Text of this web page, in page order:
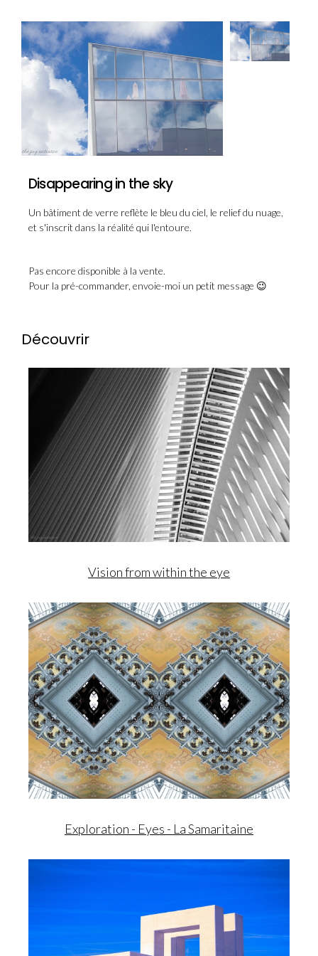
Disappearing in the sky
Un bâtiment de verre reflète le bleu du ciel, le relief du nuage,
et s'inscrit dans la réalité qui l'entoure.
Pas encore disponible à la vente.
Pour la pré-commander, envoie-moi un petit message 😉
Découvrir
Vision from within the eye
Exploration - Eyes - La Samaritaine